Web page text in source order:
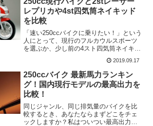
レプリカや4st四気筒ネイキッド
を比較
「速い250ccバイクに乗りたい！」という
人にとって、現行のフルカウルスポーツ
を選ぶか、少し前の4スト四気筒ネイキッ
ーサーレプリカを選ぶかは、かなり難し
く悩ましい問題です。信頼性や環境性
能、扱いやすさ等...
2019.09.17
250ccバイク 最新馬力ランキン
グ！国内現行モデルの最高出力を
比較！
同じジャンル、同じ排気量のバイクを比
較するとき、あなたならまずどこをチェ
ックしますか？私はついつい最高出力、